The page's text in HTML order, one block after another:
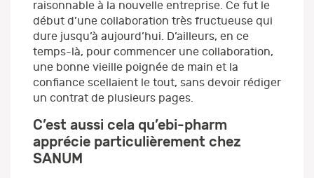
raisonnable à la nouvelle entreprise. Ce fut le
début d’une collaboration très fructueuse qui
dure jusqu’à aujourd’hui. D’ailleurs, en ce
temps-là, pour commencer une collaboration,
une bonne vieille poignée de main et la
confiance scellaient le tout, sans devoir rédiger
un contrat de plusieurs pages.
C’est aussi cela qu’ebi-pharm
apprécie particulièrement chez
SANUM